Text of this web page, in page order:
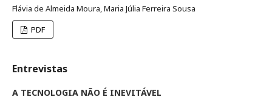
Flávia de Almeida Moura, Maria Júlia Ferreira Sousa
PDF
Entrevistas
A TECNOLOGIA NÃO É INEVITÁVEL